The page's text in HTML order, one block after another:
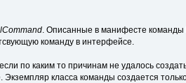
. Описанные в манифесте команды
команду в интерфейсе.
по каким то причинам не удалось
класса команды создается